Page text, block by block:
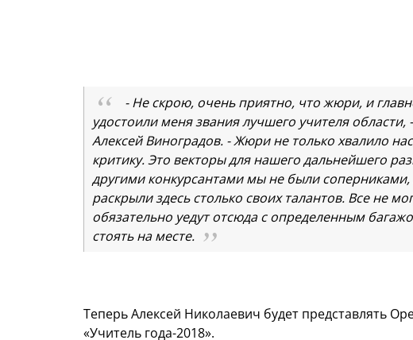
- Не скрою, очень приятно, что жюри, и
удостоили меня звания лучшего учителя
Алексей Виноградов. - Жюри не только хвалило
критику. Это векторы для нашего дальнейшего
другими конкурсантами мы не были
раскрыли здесь столько своих талантов. Все не
обязательно уедут отсюда с определенным
стоять на месте.
Теперь Алексей Николаевич будет представлять
«Учитель года-2018».